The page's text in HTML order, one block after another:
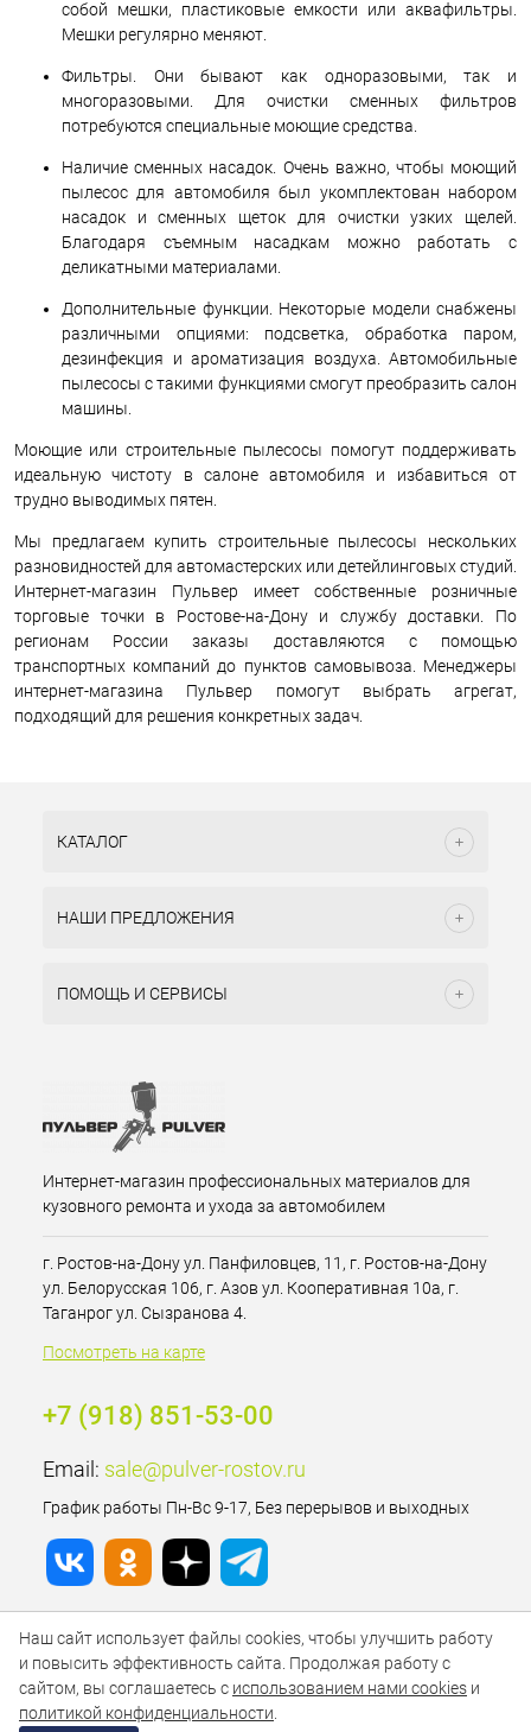
собой мешки, пластиковые емкости или аквафильтры.
Мешки регулярно меняют.
Фильтры. Они бывают как одноразовыми, так и
многоразовыми. Для очистки сменных фильтров
потребуются специальные моющие средства.
Наличие сменных насадок. Очень важно, чтобы моющий
пылесос для автомобиля был укомплектован набором
насадок и сменных щеток для очистки узких щелей.
Благодаря съемным насадкам можно работать с
деликатными материалами.
Дополнительные функции. Некоторые модели снабжены
различными опциями: подсветка, обработка паром,
дезинфекция и ароматизация воздуха. Автомобильные
пылесосы с такими функциями смогут преобразить салон
машины.
Моющие или строительные пылесосы помогут поддерживать
идеальную чистоту в салоне автомобиля и избавиться от
трудно выводимых пятен.
Мы предлагаем купить строительные пылесосы нескольких
разновидностей для автомастерских или детейлинговых студий.
Интернет-магазин Пульвер имеет собственные розничные
торговые точки в Ростове-на-Дону и службу доставки. По
регионам России заказы доставляются с помощью
транспортных компаний до пунктов самовывоза. Менеджеры
интернет-магазина Пульвер помогут выбрать агрегат,
подходящий для решения конкретных задач.
КАТАЛОГ
НАШИ ПРЕДЛОЖЕНИЯ
ПОМОЩЬ И СЕРВИСЫ
Интернет-магазин профессиональных материалов для
кузовного ремонта и ухода за автомобилем
г. Ростов-на-Дону ул. Панфиловцев, 11, г. Ростов-на-Дону
ул. Белорусская 106, г. Азов ул. Кооперативная 10а, г.
Таганрог ул. Сызранова 4.
Посмотреть на карте
+7 (918) 851-53-00
Email: sale@pulver-rostov.ru
График работы Пн-Вс 9-17, Без перерывов и выходных
Наш сайт использует файлы cookies, чтобы улучшить работу
и повысить эффективность сайта. Продолжая работу с
сайтом, вы соглашаетесь с использованием нами cookies и
политикой конфиденциальности